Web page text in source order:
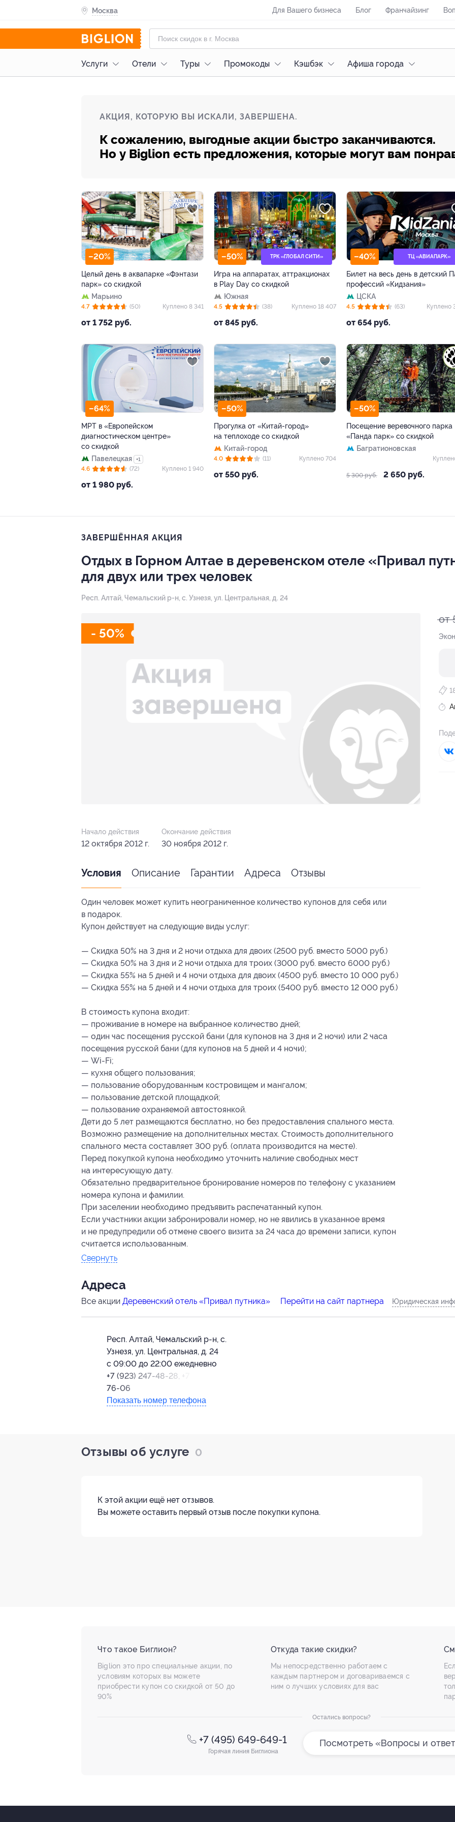
Москва Для Вашего бизнеса Блог Франчайзинг
Услуги Отели Туры Промокоды Кэшбэк Афиша города
АКЦИЯ, КОТОРУЮ ВЫ ИСКАЛИ, ЗАВЕРШЕНА.
К сожалению, выгодные акции быстро заканчиваются.
Но у Biglion есть предложения, которые могут вам
–20%
Целый день в аквапарке «Фэнтази
парк» со скидкой
Марьино
от 1 752 руб.
4.7 (50) Куплено 8 341
–50% ТРК «ГЛОБАЛ СИТИ»
Игра на аппаратах, аттракционах
в Play Day со скидкой
Южная
от 845 руб.
4.5 (38) Куплено 18 407
–40% ТЦ «АВИАПАРК»
Билет на весь день в детский
профессий «Кидзания»
ЦСКА
от 654 руб.
4.5 (63) Куплено
–64%
МРТ в «Европейском
диагностическом центре»
со скидкой
Павелецкая
+1
от 1 980 руб.
4.6 (72) Куплено 1 940
–50%
Прогулка от «Китай-город»
на теплоходе со скидкой
Китай-город
от 550 руб.
4.0 (11) Куплено 704
–50%
Посещение веревочного парка
«Панда парк» со скидкой
Багратионовская
5 300 руб. 2 650 руб.
ЗАВЕРШЁННАЯ АКЦИЯ
Отдых в Горном Алтае в деревенском отеле «Привал
для двух или трех человек
Респ. Алтай, Чемальский р-н, с. Узнезя, ул. Центральная, д. 24
- 50%
от
Начало действия
12 октября 2012 г.
Окончание действия
30 ноября 2012 г.
Условия Описание Гарантии Адреса Отзывы
Один человек может купить неограниченное количество купонов для себя или
в подарок.
Купон действует на следующие виды услуг:
— Скидка 50% на 3 дня и 2 ночи отдыха для двоих (2500 руб. вместо 5000 руб.)
— Скидка 50% на 3 дня и 2 ночи отдыха для троих (3000 руб. вместо 6000 руб.)
— Скидка 55% на 5 дней и 4 ночи отдыха для двоих (4500 руб. вместо 10 000 руб.)
— Скидка 55% на 5 дней и 4 ночи отдыха для троих (5400 руб. вместо 12 000 руб.)
В стоимость купона входит:
— проживание в номере на выбранное количество дней;
— один час посещения русской бани (для купонов на 3 дня и 2 ночи) или 2 часа
посещения русской бани (для купонов на 5 дней и 4 ночи);
— Wi-Fi;
— кухня общего пользования;
— пользование оборудованным костровищем и мангалом;
— пользование детской площадкой;
— пользование охраняемой автостоянкой.
Дети до 5 лет размещаются бесплатно, но без предоставления спального места.
Возможно размещение на дополнительных местах. Стоимость дополнительного
спального места составляет 300 руб. (оплата производится на месте).
Перед покупкой купона необходимо уточнить наличие свободных мест
на интересующую дату.
Обязательно предварительное бронирование номеров по телефону с указанием
номера купона и фамилии.
При заселении необходимо предъявить распечатанный купон.
Если участники акции забронировали номер, но не явились в указанное время
и не предупредили об отмене своего визита за 24 часа до времени записи, купон
считается использованным.
Свернуть
Адресa
Все акции Деревенский отель «Привал путника» Перейти на сайт партнера Юридическая
Респ. Алтай, Чемальский р-н, с.
Узнезя, ул. Центральная, д. 24
с 09:00 до 22:00 ежедневно
+7 (923) 247-48-28, +7 (3884) 12-
76-06
Показать номер телефона
Отзывы об услуге 0
К этой акции ещё нет отзывов.
Вы можете оставить первый отзыв после покупки купона.
Что такое Биглион?
Biglion это про специальные акции, по
условиям которых вы можете
приобрести купон со скидкой от 50 до
90%
Откуда такие скидки?
Мы непосредственно работаем с
каждым партнером и договариваемся с
ним о лучших условиях для вас
Остались вопросы?
+7 (495) 649-649-1
Горячая линия Биглиона
Посмотреть «Вопросы и